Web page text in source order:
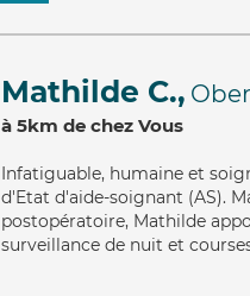
Mathilde C.,
à 5km de chez Vous
Infatiguable, humaine et
d'Etat d'aide-soignant (AS).
postopératoire, Mathilde
surveillance de nuit et